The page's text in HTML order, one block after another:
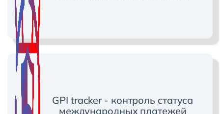
GPI tracker - контроль статуса
международных платежей